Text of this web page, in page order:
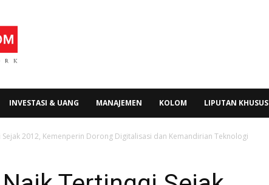
INVESTASI & UANG MANAJEMEN KOLOM LIPUTAN KHUSUS
2012, Kemenperin Dorong Digitalisasi dan Kemandirian Teknologi